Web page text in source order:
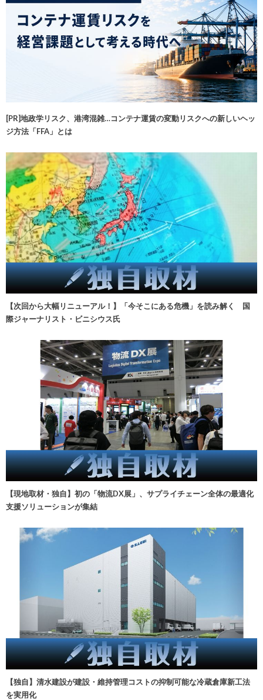
[PR]地政学リスク、港湾混雑…コンテナ運賃の変動リスクへの新しいヘッ
ジ方法「FFA」とは
【次回から大幅リニューアル！】「今そこにある危機」を読み解く 国
際ジャーナリスト・ビニシウス氏
【現地取材・独自】初の「物流DX展」、サプライチェーン全体の最適化
支援ソリューションが集結
【独自】清水建設が建設・維持管理コストの抑制可能な冷蔵倉庫新工法
を実用化